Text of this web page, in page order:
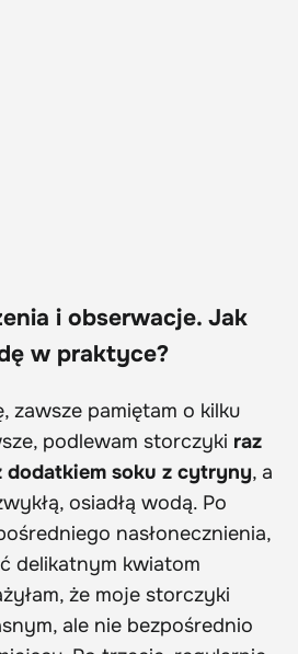
i obserwacje. Jak
w praktyce?
zawsze pamiętam o kilku
podlewam storczyki raz
dodatkiem soku z cytryny, a
osiadłą wodą. Po
nasłonecznienia,
delikatnym kwiatom
że moje storczyki
ale nie bezpośrednio